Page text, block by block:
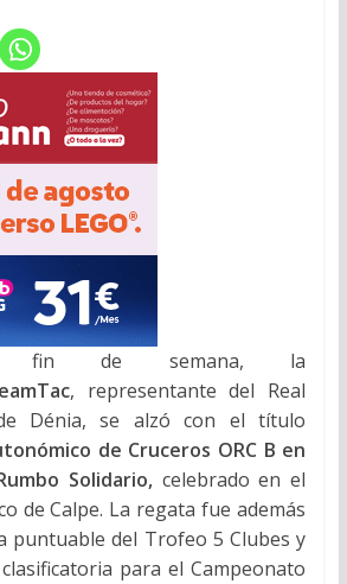
fin de semana, la
, representante del Real
Dénia, se alzó con el título
de Cruceros ORC B en
Solidario,celebrado en el
de Calpe. La regata fue además
puntuable del Trofeo 5 Clubes y
para el Campeonato